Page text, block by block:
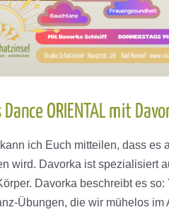
ORIENTAL mit
ich Euch mitteilen, dass es
wird. Davorka ist spezialisiert
Davorka beschreibt es
Übungen, die wir mühelos